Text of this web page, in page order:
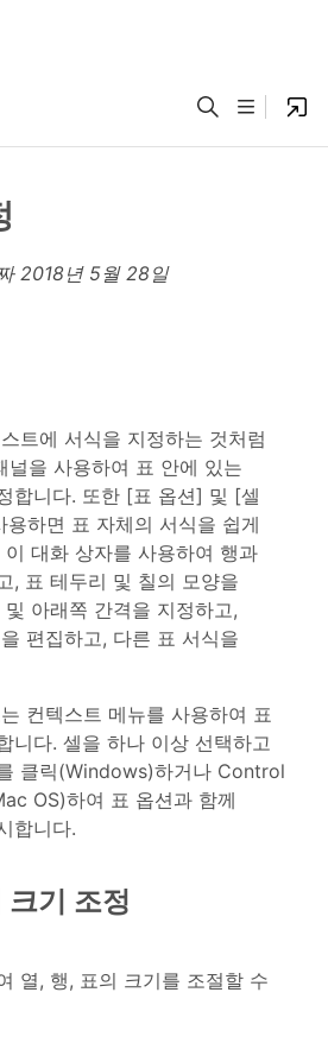
2018년 5월 28일
트에 서식을 지정하는 것처럼
을 사용하여 표 안에 있는
합니다. 또한 [표 옵션] 및 [셀
하면 표 자체의 서식을 쉽게
대화 상자를 사용하여 행과
, 표 테두리 및 칠의 모양을
아래쪽 간격을 지정하고,
편집하고, 다른 표 서식을
컨텍스트 메뉴를 사용하여 표
니다. 셀을 하나 이상 선택하고
클릭(Windows)하거나 Control
OS)하여 표 옵션과 함께
합니다.
크기 조정
열, 행, 표의 크기를 조절할 수